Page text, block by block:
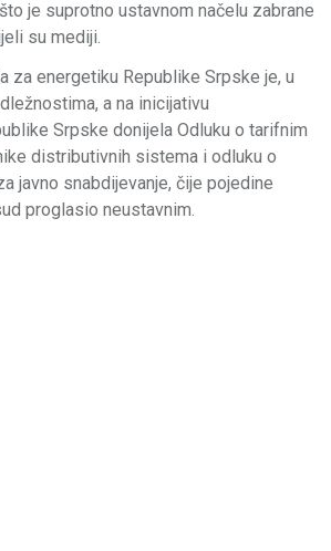
je suprotno ustavnom načelu zabrane
su mediji.
za energetiku Republike Srpske je, u
a na inicijativu
Srpske donijela Odluku o tarifnim
distributivnih sistema i odluku o
javno snabdijevanje, čije pojedine
proglasio neustavnim.